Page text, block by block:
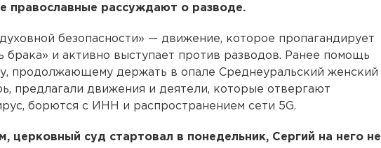
православные рассуждают о разводе.
безопасности» — движение, которое пропагандирует
брака» и активно выступает против разводов. Ранее помощь
продолжающему держать в опале Среднеуральский женский
предлагали движения и деятели, которые отвергают
борются с ИНН и распространением сети 5G.
церковный суд стартовал в понедельник, Сергий на него не